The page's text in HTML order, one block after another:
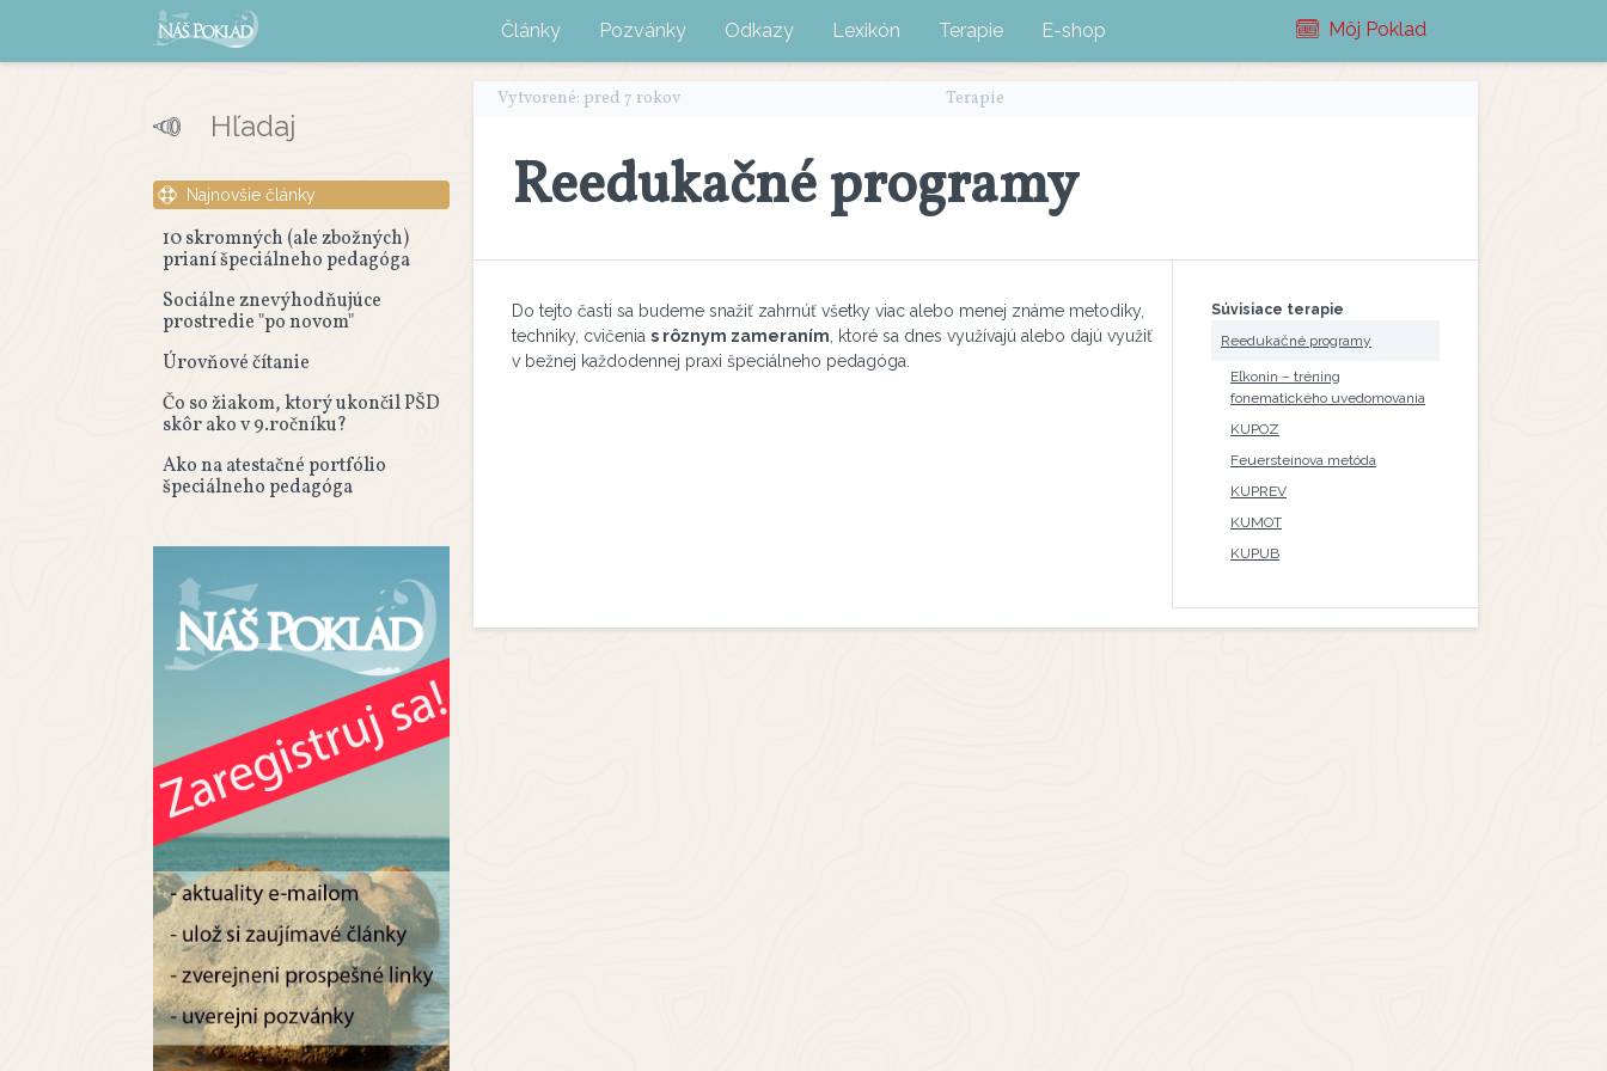
Články Pozvánky Odkazy Lexikón Terapie E-shop Môj Poklad
Najnovšie články
10 skromných (ale zbožných)
prianí špeciálneho pedagóga
Sociálne znevýhodňujúce
prostredie "po novom"
Úrovňové čítanie
Čo so žiakom, ktorý ukončil PŠD
skôr ako v 9.ročníku?
Ako na atestačné portfólio
špeciálneho pedagóga
Vytvorené: pred 7 rokov Terapie
Reedukačné programy
Súvisiace terapie
Reedukačné programy
Eľkonin – tréning
fonematického uvedomovania
KUPOZ
Feuersteinova metóda
KUPREV
KUMOT
KUPUB
Do tejto časti sa budeme snažiť zahrnúť všetky viac alebo menej známe metodiky,
techniky, cvičenia s rôznym zameraním , ktoré sa dnes využívajú alebo dajú využiť
v bežnej každodennej praxi špeciálneho pedagóga.